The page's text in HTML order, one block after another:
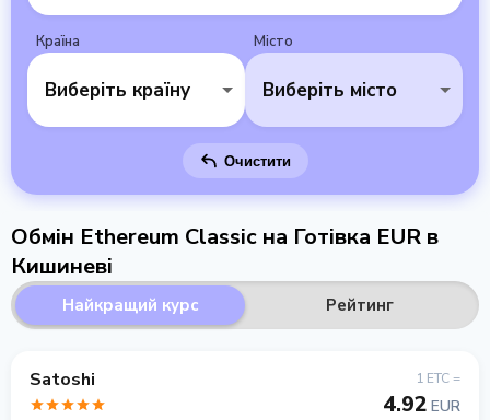
Країна
Виберіть країну
Місто
Виберіть місто
Очистити
Обмін Ethereum Classic на Готівка EUR в
Кишиневі
Найкращий курс Рейтинг
Satoshi 1 ETC =
4.92 EUR